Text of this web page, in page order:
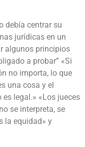
debía centrar su
jurídicas en un
algunos principios
a probar” «Si
no importa, lo que
una cosa y el
es legal.» «Los jueces
se interpreta, se
la equidad» y